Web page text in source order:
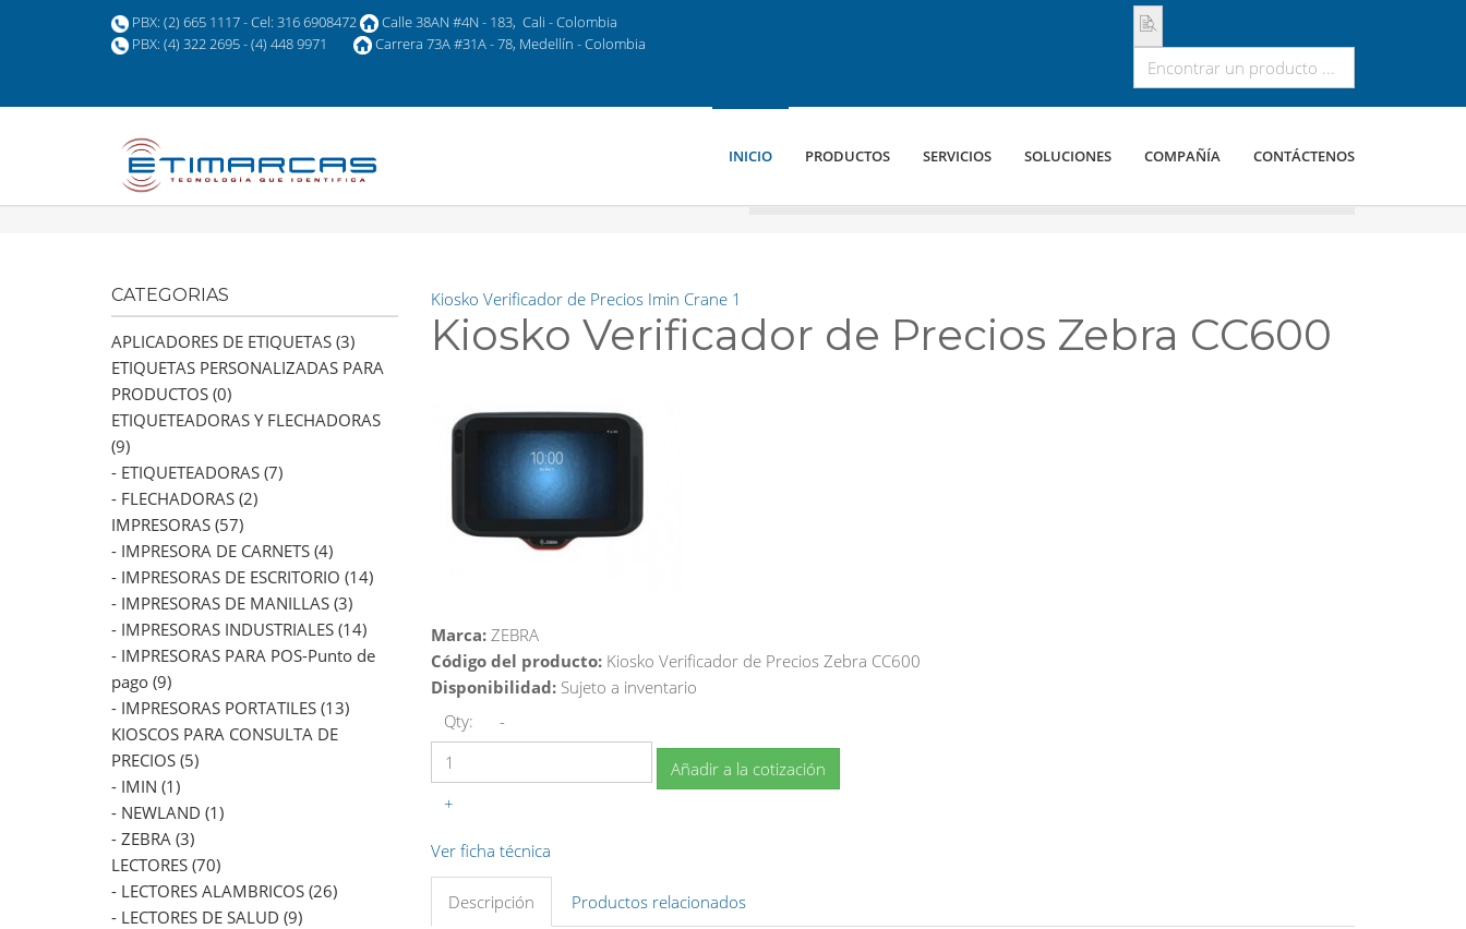
PBX: (2) 665 1117 - Cel: 316 6908472
Calle 38AN #4N - 183, Cali - Colombia
PBX: (4) 322 2695 - (4) 448 9971
Carrera 73A #31A - 78, Medellín - Colombia
INICIO PRODUCTOS SERVICIOS SOLUCIONES COMPAÑÍA CONTÁCTENOS
Kiosko Verificador de Precios Imin Crane 1
Kiosko Verificador de Precios Zebra CC600
Marca: ZEBRA
Código del producto: Kiosko Verificador de Precios Zebra CC600
Disponibilidad: Sujeto a inventario
Qty:
-
+
Añadir a la cotización
Ver ficha técnica
Descripción Productos relacionados
CATEGORIAS
APLICADORES DE ETIQUETAS (3)
ETIQUETAS PERSONALIZADAS PARA
PRODUCTOS (0)
ETIQUETEADORAS Y FLECHADORAS
(9)
- ETIQUETEADORAS (7)
- FLECHADORAS (2)
IMPRESORAS (57)
- IMPRESORA DE CARNETS (4)
- IMPRESORAS DE ESCRITORIO (14)
- IMPRESORAS DE MANILLAS (3)
- IMPRESORAS INDUSTRIALES (14)
- IMPRESORAS PARA POS-Punto de
pago (9)
- IMPRESORAS PORTATILES (13)
KIOSCOS PARA CONSULTA DE
PRECIOS (5)
- IMIN (1)
- NEWLAND (1)
- ZEBRA (3)
LECTORES (70)
- LECTORES ALAMBRICOS (26)
- LECTORES DE SALUD (9)